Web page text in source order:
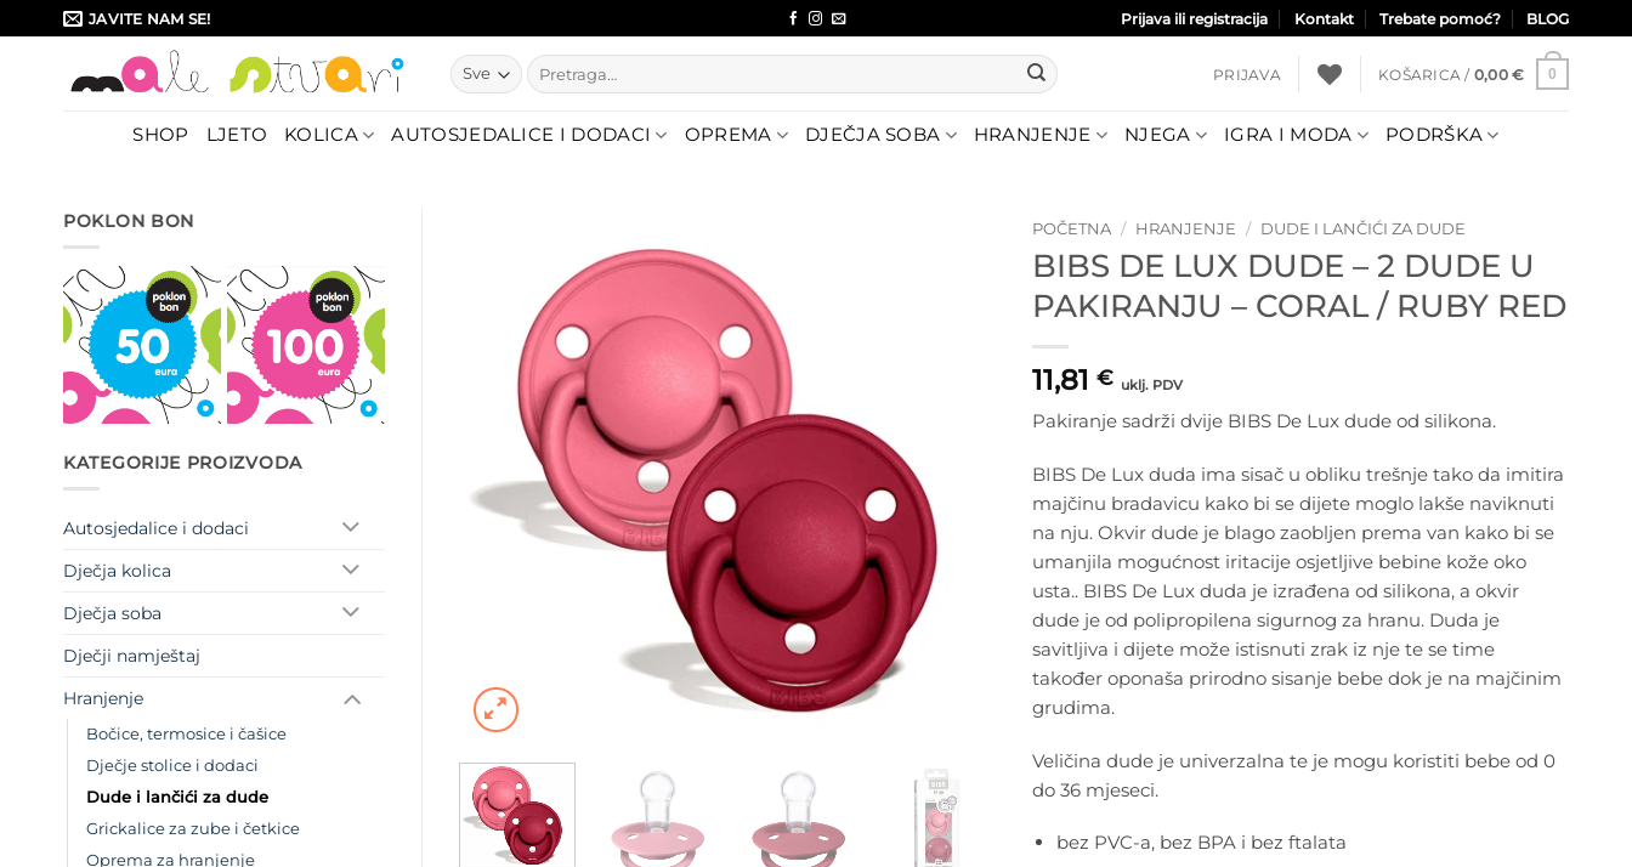
to
JAVITE NAM SE! Prijava ili registracija Kontakt Trebate pomoć? BLOG
Pretraži:
PRIJAVA KOŠARICA / 0,00 € 0
SHOP LJETO KOLICA AUTOSJEDALICE I DODACI OPREMA DJEČJA SOBA HRANJENJE NJEGA IGRA I MODA PODRŠKA
POKLON BON
KATEGORIJE PROIZVODA
Autosjedalice i dodaci
Dječja kolica
Dječja soba
Dječji namještaj
Hranjenje
Bočice, termosice i čašice
Dječje stolice i dodaci
Dude i lančići za dude
Grickalice za zube i četkice
Oprema za hranjenje
POČETNA / HRANJENJE / DUDE I LANČIĆI ZA DUDE
BIBS DE LUX DUDE – 2 DUDE U
PAKIRANJU – CORAL / RUBY RED
11,81 € uklj. PDV
Pakiranje sadrži dvije BIBS De Lux dude od silikona.
BIBS De Lux duda ima sisač u obliku trešnje tako da imitira
majčinu bradavicu kako bi se dijete moglo lakše naviknuti
na nju. Okvir dude je blago zaobljen prema van kako bi se
umanjila mogućnost iritacije osjetljive bebine kože oko
usta.. BIBS De Lux duda je izrađena od silikona, a okvir
dude je od polipropilena sigurnog za hranu. Duda je
savitljiva i dijete može istisnuti zrak iz nje te se time
također oponaša prirodno sisanje bebe dok je na majčinim
grudima.
Veličina dude je univerzalna te je mogu koristiti bebe od 0
do 36 mjeseci.
bez PVC-a, bez BPA i bez ftalata